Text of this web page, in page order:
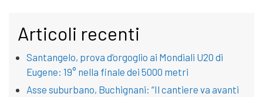
Articoli recenti
Santangelo, prova d’orgoglio ai Mondiali U20 di
Eugene: 19° nella finale dei 5000 metri
Asse suburbano, Buchignani: “Il cantiere va avanti